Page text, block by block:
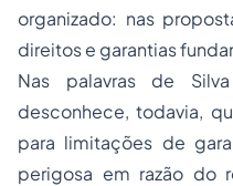
organizado: nas
direitos e garantias
Nas palavras de
desconhece, todavia,
para limitações de
perigosa em razão do